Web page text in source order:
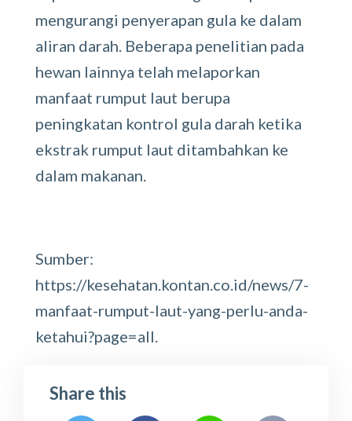
mengurangi penyerapan gula ke dalam
aliran darah. Beberapa penelitian pada
hewan lainnya telah melaporkan
manfaat rumput laut berupa
peningkatan kontrol gula darah ketika
ekstrak rumput laut ditambahkan ke
dalam makanan.
Sumber:
https://kesehatan.kontan.co.id/news/7-
manfaat-rumput-laut-yang-perlu-anda-
ketahui?page=all.
Share this